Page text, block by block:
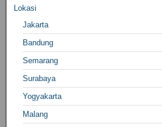
Lokasi
Jakarta
Bandung
Semarang
Surabaya
Yogyakarta
Malang